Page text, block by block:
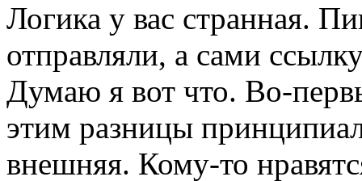
Логика у вас странная.
отправляли, а сами
Думаю я вот что. Во-
этим разницы
внешняя. Кому-то